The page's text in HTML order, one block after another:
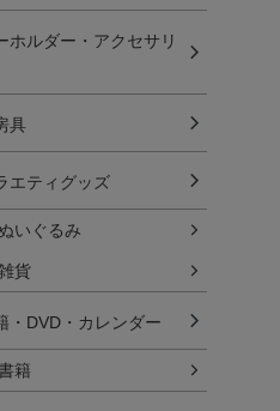
ホルダー・アクセサリ
具
エティグッズ
ぬいぐるみ
貨
・DVD・カレンダー
籍